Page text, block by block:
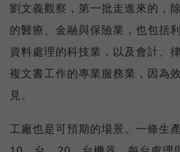
劉文義觀察，第一批走進來的，
的醫療、金融與保險業，也包括
資料處理的科技業，以及會計、
複文書工作的專業服務業，因為
見。
工廠也是可預期的場景。一條生